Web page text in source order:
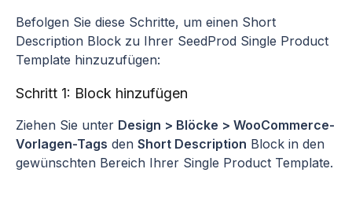
Befolgen Sie diese Schritte, um einen Short
Description Block zu Ihrer SeedProd Single Product
Template hinzuzufügen:
Schritt 1: Block hinzufügen
Ziehen Sie unter Design > Blöcke > WooCommerce-
Vorlagen-Tags den Short Description Block in den
gewünschten Bereich Ihrer Single Product Template.